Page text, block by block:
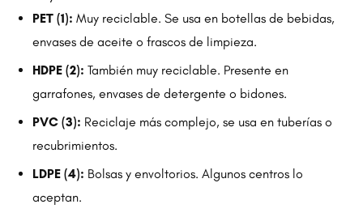
PET (1): Muy reciclable. Se usa en botellas de bebidas,
envases de aceite o frascos de limpieza.
HDPE (2): También muy reciclable. Presente en
garrafones, envases de detergente o bidones.
PVC (3): Reciclaje más complejo, se usa en tuberías o
recubrimientos.
LDPE (4): Bolsas y envoltorios. Algunos centros lo
aceptan.